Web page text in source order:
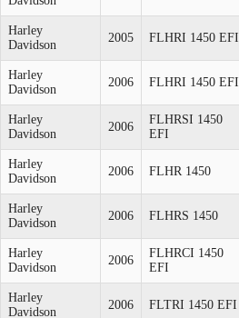
Harley
Davidson
2005 FLHRI 1450 EFI
Harley
Davidson
2006 FLHRI 1450 EFI
Harley
Davidson
2006
FLHRSI 1450
EFI
Harley
Davidson
2006 FLHR 1450
Harley
Davidson
2006 FLHRS 1450
Harley
Davidson
2006
FLHRCI 1450
EFI
Harley
Davidson
2006 FLTRI 1450 EFI